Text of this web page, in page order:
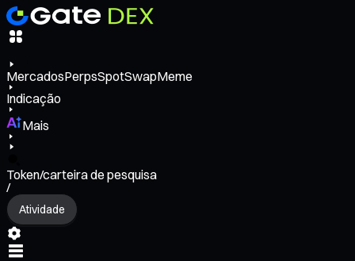
MercadosPerpsSpotSwapMeme
Indicação
Mais
Token/carteira de pesquisa
/
Atividade